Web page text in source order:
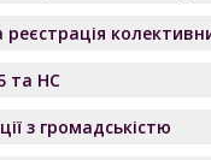
та НС
з громадськістю